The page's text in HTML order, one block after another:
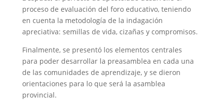
proceso de evaluación del foro educativo, teniendo
en cuenta la metodología de la indagación
apreciativa: semillas de vida, cizañas y compromisos.
Finalmente, se presentó los elementos centrales
para poder desarrollar la preasamblea en cada una
de las comunidades de aprendizaje, y se dieron
orientaciones para lo que será la asamblea
provincial.